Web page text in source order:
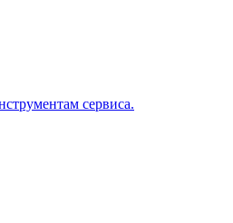
сервиса.